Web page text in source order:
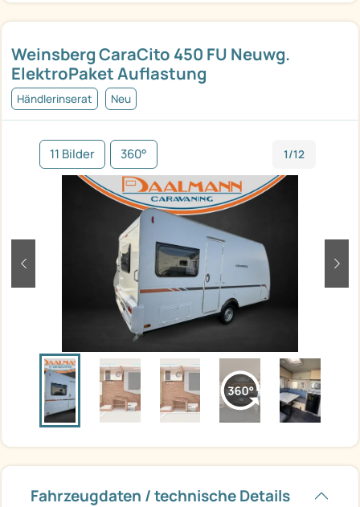
Weinsberg CaraCito 450 FU Neuwg.
ElektroPaket Auflastung
Händlerinserat Neu
11 Bilder 360° 1/12
zurück
Fahrzeugdaten / technische Details